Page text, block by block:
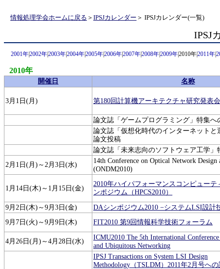
情報処理学会ホームに戻る ＞ IPSJカレンダー ＞ IPSJカレンダー(一覧)
IPSJ
2001年2002年2003年2004年2005年2006年2007年2008年2009年|2010年|2011年
2010年
開催日 名称
3月1日(月) 第180回計算機アーキテクチャ研究発表会
論文誌「ゲームプログラミング」特集へ
論文誌「仮想化時代のインターネットと
論文投稿
論文誌「未来志向のソフトウェア工学」
2月1日(月)～2月3日(水)
14th Conference on Optical Network Design
(ONDM2010)
1月14日(木)～1月15日(金)
2010年ハイパフォーマンスコンピュー
ンポジウム（HPCS2010）
9月2日(木)～9月3日(金)
DAシンポジウム2010 −システムLSI設計
9月7日(火)～9月9日(木)
FIT2010 第9回情報科学技術フォーラム
4月26日(月)～4月28日(水)
ICMU2010 The 5th International
and Ubiquitous Networking
IPSJ Transactions on System LSI Design
Methodology（TSLDM）2011年2月号へ